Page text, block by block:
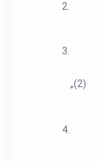
2.
3.
„(2)
4.